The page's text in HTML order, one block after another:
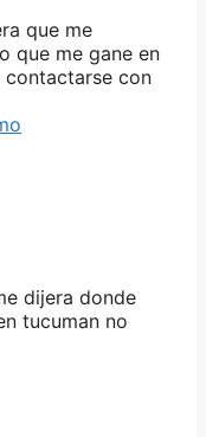
que me
que me gane en
con
dijera donde
tucuman no